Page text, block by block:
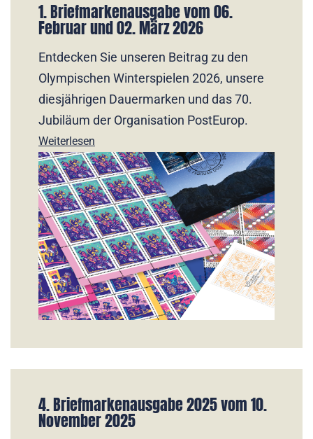
1. Briefmarkenausgabe vom 06.
Februar und 02. März 2026
Entdecken Sie unseren Beitrag zu den
Olympischen Winterspielen 2026, unsere
diesjährigen Dauermarken und das 70.
Jubiläum der Organisation PostEurop.
Weiterlesen
4. Briefmarkenausgabe 2025 vom 10.
November 2025